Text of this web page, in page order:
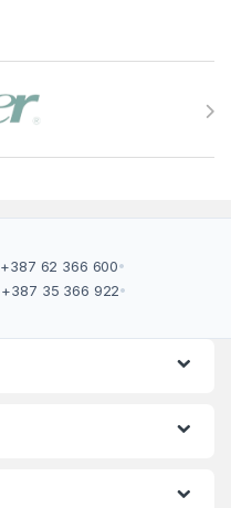
+387 62 366 600•
+387 35 366 922•